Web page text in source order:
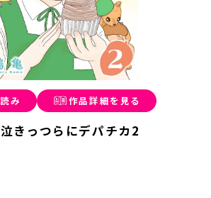
み 作品詳細を見る
泣きっつらにデパチカ2